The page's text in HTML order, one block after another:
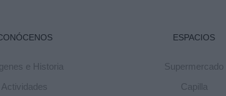
e Historia
Actividades
ESPACIOS
Supermercado
Capilla